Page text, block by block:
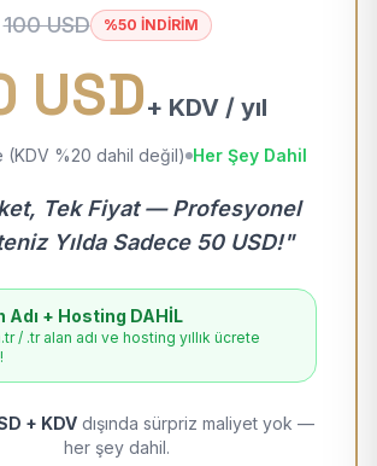
100 USD %50 İNDİRİM
USD+ KDV / yıl
(KDV %20 dahil değil) Her Şey Dahil
Tek Fiyat — Profesyonel
Yılda Sadece 50 USD!"
Adı + Hosting DAHİL
/ .tr alan adı ve hosting yıllık ücrete
+ KDV dışında sürpriz maliyet yok —
her şey dahil.